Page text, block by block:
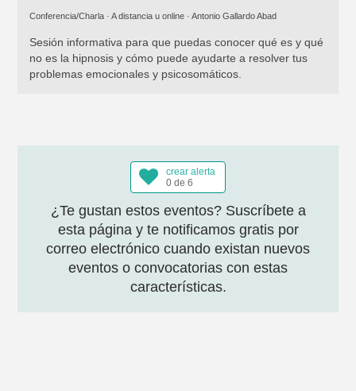
Conferencia/Charla · A distancia u online · Antonio Gallardo Abad
Sesión informativa para que puedas conocer qué es y qué
no es la hipnosis y cómo puede ayudarte a resolver tus
problemas emocionales y psicosomáticos.
crear alerta
0 de 6
¿Te gustan estos eventos? Suscríbete a
esta página y te notificamos gratis por
correo electrónico cuando existan nuevos
eventos o convocatorias con estas
características.